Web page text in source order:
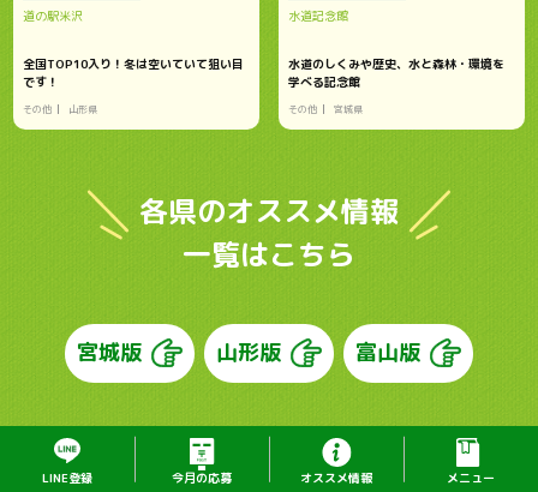
道の駅米沢
全国TOP10入り！冬は空いていて狙い目
です！
その他 山形県
水道記念館
水道のしくみや歴史、水と森林・環境を
学べる記念館
その他 宮城県
各県のオススメ情報
一覧はこちら
宮城版 山形版 富山版
LINE登録 今月の応募 オススメ情報 メニュー